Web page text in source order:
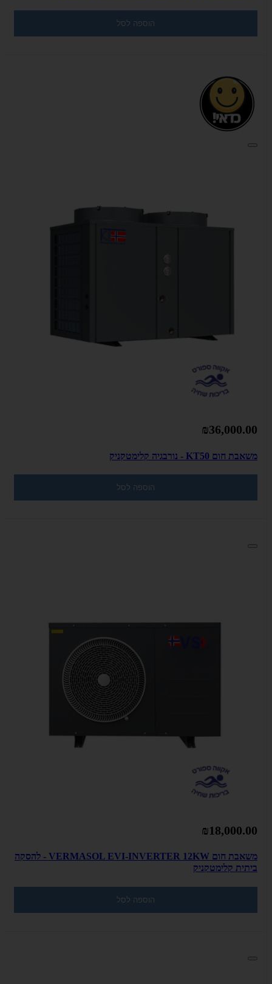
הוספה לסל
₪36,000.00
משאבת חום KT50 - נורבגיה קלימטקניק
הוספה לסל
₪18,000.00
משאבת חום VERMASOL EVI-INVERTER 12KW - להסקה
ביתית קלימטקניק
הוספה לסל